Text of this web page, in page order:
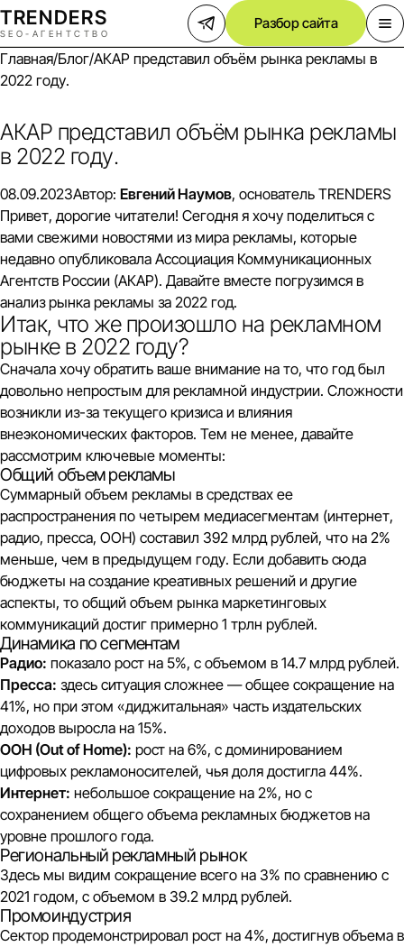
TRENDERS
SEO-АГЕНТСТВО
Разбор сайта
Главная/Блог/АКАР представил объём рынка рекламы в
2022 году.
АКАР представил объём рынка рекламы
в 2022 году.
08.09.2023Автор: Евгений Наумов, основатель TRENDERS
Привет, дорогие читатели! Сегодня я хочу поделиться с
вами свежими новостями из мира рекламы, которые
недавно опубликовала Ассоциация Коммуникационных
Агентств России (АКАР). Давайте вместе погрузимся в
анализ рынка рекламы за 2022 год.
Итак, что же произошло на рекламном
рынке в 2022 году?
Сначала хочу обратить ваше внимание на то, что год был
довольно непростым для рекламной индустрии. Сложности
возникли из-за текущего кризиса и влияния
внеэкономических факторов. Тем не менее, давайте
рассмотрим ключевые моменты:
Общий объем рекламы
Суммарный объем рекламы в средствах ее
распространения по четырем медиасегментам (интернет,
радио, пресса, OOH) составил 392 млрд рублей, что на 2%
меньше, чем в предыдущем году. Если добавить сюда
бюджеты на создание креативных решений и другие
аспекты, то общий объем рынка маркетинговых
коммуникаций достиг примерно 1 трлн рублей.
Динамика по сегментам
Радио: показало рост на 5%, с объемом в 14.7 млрд рублей.
Пресса: здесь ситуация сложнее — общее сокращение на
41%, но при этом «диджитальная» часть издательских
доходов выросла на 15%.
OOH (Out of Home): рост на 6%, с доминированием
цифровых рекламоносителей, чья доля достигла 44%.
Интернет: небольшое сокращение на 2%, но с
сохранением общего объема рекламных бюджетов на
уровне прошлого года.
Региональный рекламный рынок
Здесь мы видим сокращение всего на 3% по сравнению с
2021 годом, с объемом в 39.2 млрд рублей.
Промоиндустрия
Сектор продемонстрировал рост на 4%, достигнув объема в